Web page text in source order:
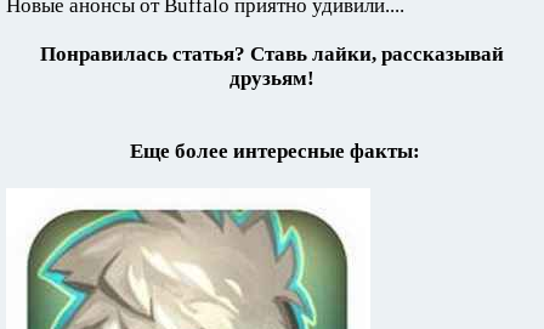
Новые анонсы от Buffalo приятно удивили....
Понравилась статья? Ставь лайки, рассказывай
друзьям!
Еще более интересные факты: